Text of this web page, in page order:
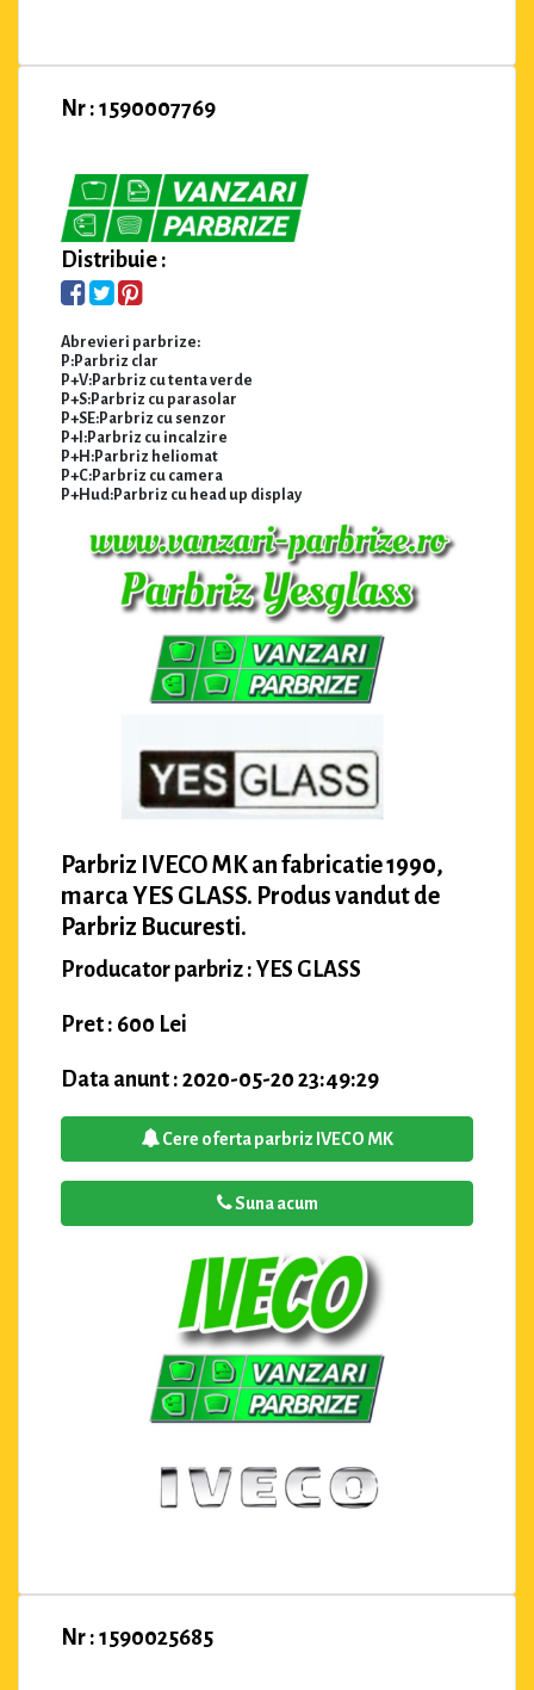
Nr : 1590007769
Distribuie :
Abrevieri parbrize:
P:Parbriz clar
P+V:Parbriz cu tenta verde
P+S:Parbriz cu parasolar
P+SE:Parbriz cu senzor
P+I:Parbriz cu incalzire
P+H:Parbriz heliomat
P+C:Parbriz cu camera
P+Hud:Parbriz cu head up display
Parbriz IVECO MK an fabricatie 1990,
marca YES GLASS. Produs vandut de
Parbriz Bucuresti.
Producator parbriz : YES GLASS
Pret : 600 Lei
Data anunt : 2020-05-20 23:49:29
Cere oferta parbriz IVECO MK
Suna acum
Nr : 1590025685